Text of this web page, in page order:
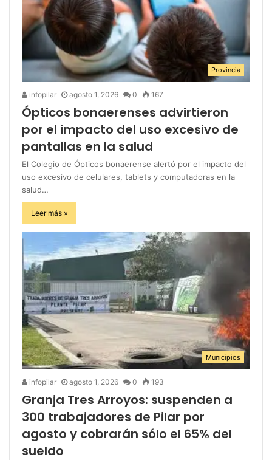
Provincia
infopilar agosto 1, 2026 0 167
Ópticos bonaerenses advirtieron
por el impacto del uso excesivo de
pantallas en la salud
El Colegio de Ópticos bonaerense alertó por el impacto del
uso excesivo de celulares, tablets y computadoras en la
salud…
Leer más »
Municipios
infopilar agosto 1, 2026 0 193
Granja Tres Arroyos: suspenden a
300 trabajadores de Pilar por
agosto y cobrarán sólo el 65% del
sueldo